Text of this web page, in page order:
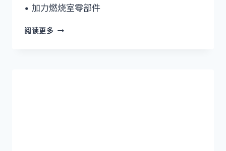
• 加力燃烧室零部件
阅读更多